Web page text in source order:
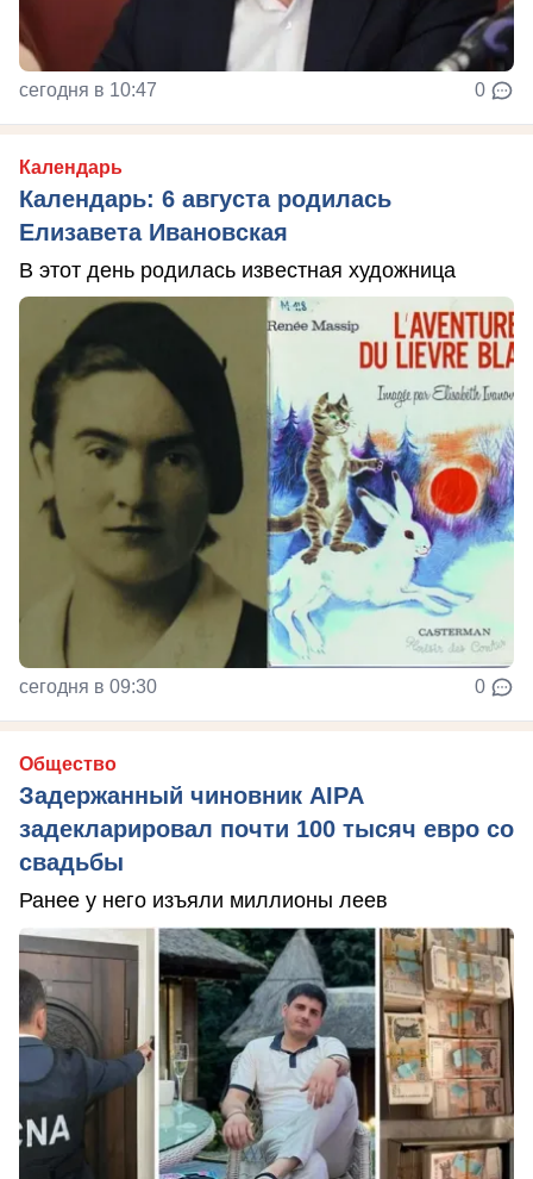
сегодня в 10:47 0
Календарь
Календарь: 6 августа родилась
Елизавета Ивановская
В этот день родилась известная художница
сегодня в 09:30 0
Общество
Задержанный чиновник AIPA
задекларировал почти 100 тысяч евро со
свадьбы
Ранее у него изъяли миллионы леев